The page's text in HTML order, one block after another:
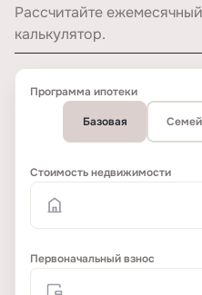
Рассчитайте
калькулятор.
Программа ипотеки
Базовая
Стоимость недвижимости
Первоначальный взнос